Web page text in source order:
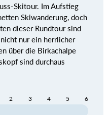
Skitour. Im Aufstieg
Skiwanderung, doch
dieser Rundtour sind
nur ein herrlicher
über die Birkachalpe
sind durchaus
2 3 4 5 6